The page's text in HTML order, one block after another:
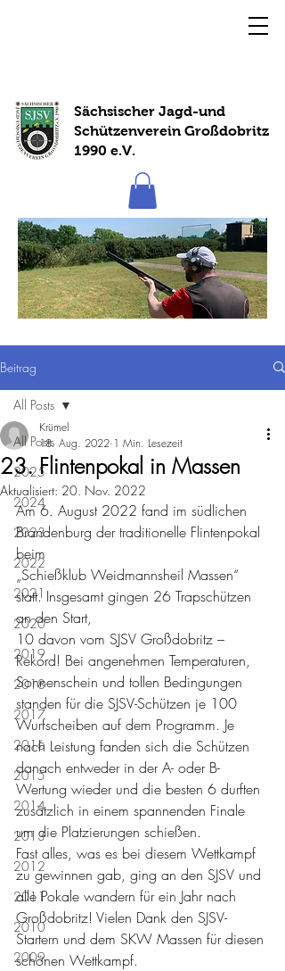
Sächsischer Jagd-und
Schützenverein Großdobritz
1990 e.V.
Beitrag
All Posts
2025
2024
2023
2022
2021
2020
2019
2018
2017
2016
2015
2014
2013
2012
2011
2010
2009
All Posts
23. Flintenpokal in Massen
Krümel
18. Aug. 2022 1 Min. Lesezeit
Aktualisiert: 20. Nov. 2022
Am 6. August 2022 fand im südlichen
Brandenburg der traditionelle Flintenpokal
beim
„Schießklub Weidmannsheil Massen“
statt. Insgesamt gingen 26 Trapschützen
an den Start,
10 davon vom SJSV Großdobritz –
Rekord! Bei angenehmen Temperaturen,
Sonnenschein und tollen Bedingungen
standen für die SJSV-Schützen je 100
Wurfscheiben auf dem Programm. Je
nach Leistung fanden sich die Schützen
danach entweder in der A- oder B-
Wertung wieder und die besten 6 durften
zusätzlich in einem spannenden Finale
um die Platzierungen schießen.
Fast alles, was es bei diesem Wettkampf
zu gewinnen gab, ging an den SJSV und
alle Pokale wandern für ein Jahr nach
Großdobritz! Vielen Dank den SJSV-
Startern und dem SKW Massen für diesen
schönen Wettkampf.